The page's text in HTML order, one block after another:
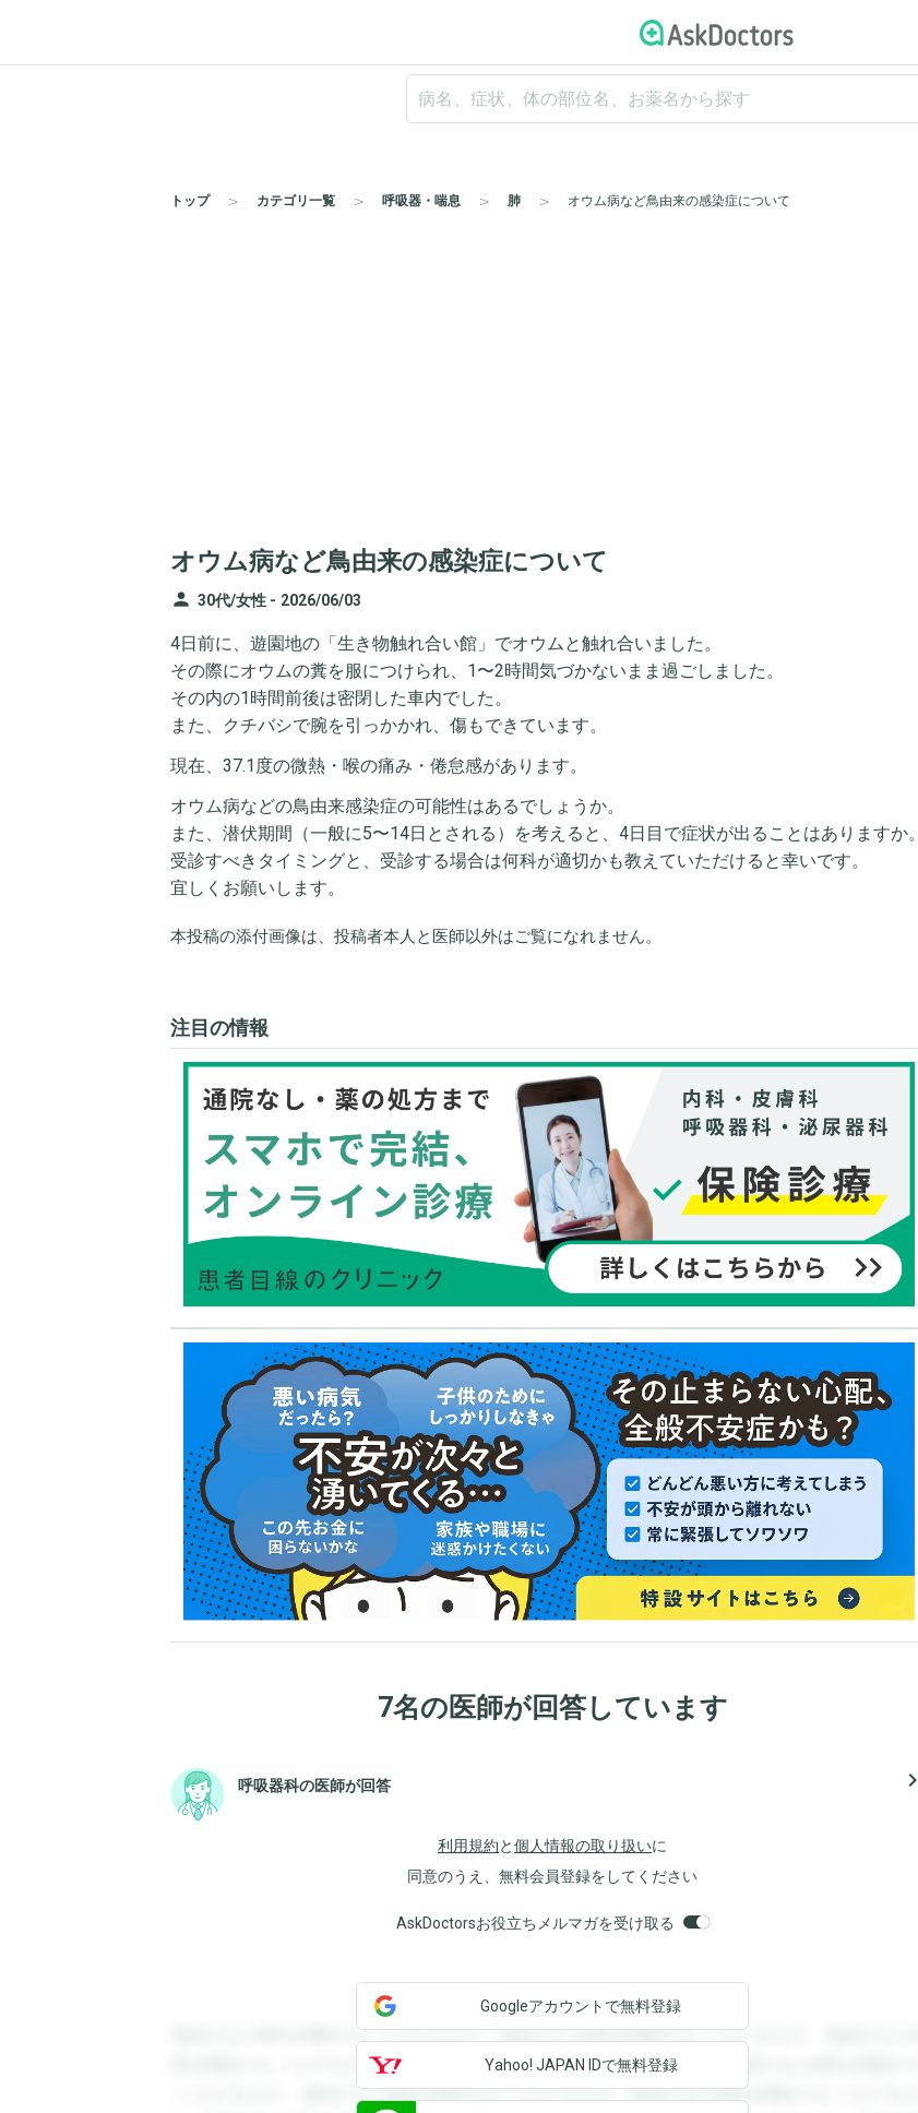
トップ カテゴリ一覧 呼吸器・喘息 肺 オウム病など鳥由来の感染症について
オウム病など鳥由来の感染症について
person 30代/女性 - 2026/06/03
4日前に、遊園地の「生き物触れ合い館」でオウムと触れ合いました。
その際にオウムの糞を服につけられ、1〜2時間気づかないまま過ごしました。
その内の1時間前後は密閉した車内でした。
また、クチバシで腕を引っかかれ、傷もできています。
現在、37.1度の微熱・喉の痛み・倦怠感があります。
オウム病などの鳥由来感染症の可能性はあるでしょうか。
また、潜伏期間（一般に5〜14日とされる）を考えると、4日目で症状が出ることはありますか。
受診すべきタイミングと、受診する場合は何科が適切かも教えていただけると幸いです。
宜しくお願いします。
本投稿の添付画像は、投稿者本人と医師以外はご覧になれません。
注目の情報
7名の医師が回答しています
呼吸器科の医師が回答 navigate_next
利用規約と個人情報の取り扱いに
同意のうえ、無料会員登録をしてください
AskDoctorsお役立ちメルマガを受け取る
登録すると回答を閲覧することができます。登録すると回答を閲覧することができます。登録すると回
答を閲覧することができます。登録すると回答を閲覧することができます。登録すると回答を閲覧する
ことができます。登録すると回答を閲覧することができます。登録すると回答を閲覧することができま
Googleアカウントで無料登録
Yahoo! JAPAN IDで無料登録